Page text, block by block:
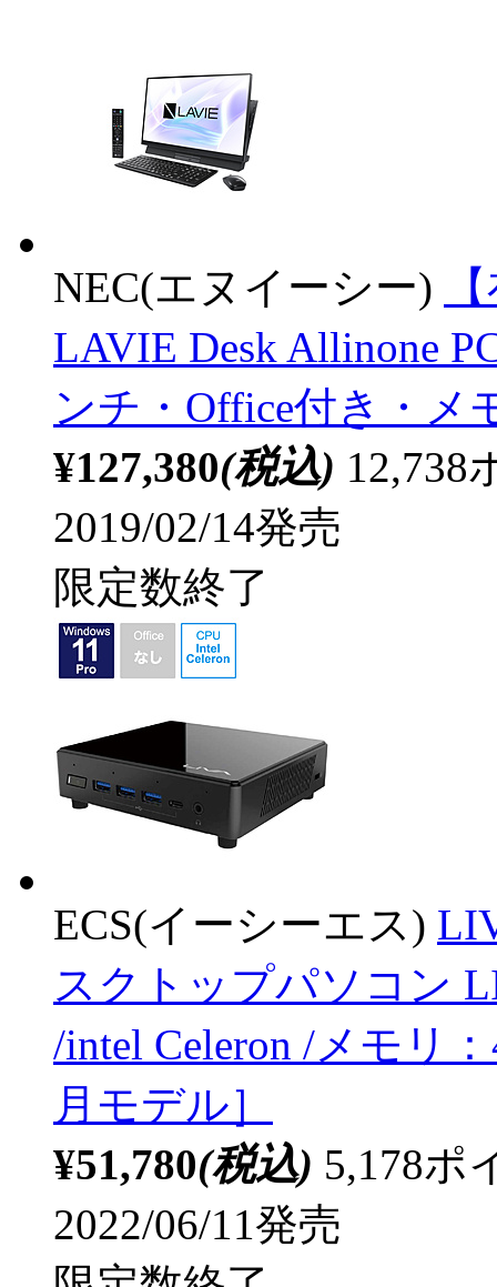
NEC(エヌイーシー)
LAVIE Desk Allinone
ンチ・Office付き・メ
¥127,380(税込) 12,738
2019/02/14発売
限定数終了
ECS(イーシーエス)
スクトップパソコン
/intel Celeron /メモリ
月モデル］
¥51,780(税込) 5,178ポ
2022/06/11発売